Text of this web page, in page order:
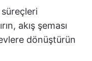
akış şeması
dönüştürün